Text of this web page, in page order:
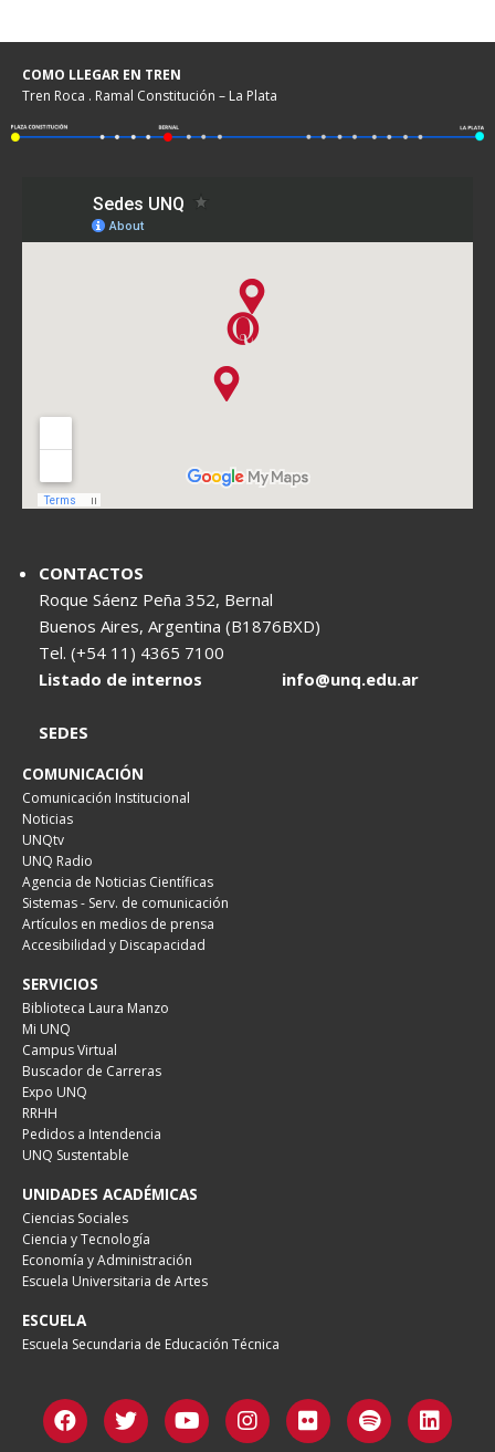
COMO LLEGAR EN TREN
Tren Roca . Ramal Constitución – La Plata
CONTACTOS
Roque Sáenz Peña 352, Bernal
Buenos Aires, Argentina (B1876BXD)
Tel. (+54 11) 4365 7100
Listado de internos
info@unq.edu.ar
SEDES
COMUNICACIÓN
Comunicación Institucional
Noticias
UNQtv
UNQ Radio
Agencia de Noticias Científicas
Sistemas - Serv. de comunicación
Artículos en medios de prensa
Accesibilidad y Discapacidad
SERVICIOS
Biblioteca Laura Manzo
Mi UNQ
Campus Virtual
Buscador de Carreras
Expo UNQ
RRHH
Pedidos a Intendencia
UNQ Sustentable
UNIDADES ACADÉMICAS
Ciencias Sociales
Ciencia y Tecnología
Economía y Administración
Escuela Universitaria de Artes
ESCUELA
Escuela Secundaria de Educación Técnica